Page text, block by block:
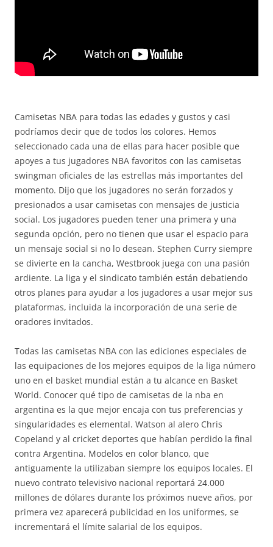
Camisetas NBA para todas las edades y gustos y casi
podríamos decir que de todos los colores. Hemos
seleccionado cada una de ellas para hacer posible que
apoyes a tus jugadores NBA favoritos con las camisetas
swingman oficiales de las estrellas más importantes del
momento. Dijo que los jugadores no serán forzados y
presionados a usar camisetas con mensajes de justicia
social. Los jugadores pueden tener una primera y una
segunda opción, pero no tienen que usar el espacio para
un mensaje social si no lo desean. Stephen Curry siempre
se divierte en la cancha, Westbrook juega con una pasión
ardiente. La liga y el sindicato también están debatiendo
otros planes para ayudar a los jugadores a usar mejor sus
plataformas, incluida la incorporación de una serie de
oradores invitados.
Todas las camisetas NBA con las ediciones especiales de
las equipaciones de los mejores equipos de la liga número
uno en el basket mundial están a tu alcance en Basket
World. Conocer qué tipo de camisetas de la nba en
argentina es la que mejor encaja con tus preferencias y
singularidades es elemental. Watson al alero Chris
Copeland y al cricket deportes que habían perdido la final
contra Argentina. Modelos en color blanco, que
antiguamente la utilizaban siempre los equipos locales. El
nuevo contrato televisivo nacional reportará 24.000
millones de dólares durante los próximos nueve años, por
primera vez aparecerá publicidad en los uniformes, se
incrementará el límite salarial de los equipos.